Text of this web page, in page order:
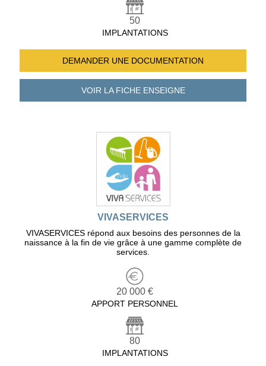
50
IMPLANTATIONS
DEMANDER UNE DOCUMENTATION
VOIR LA FICHEENSEIGNE
VIVASERVICES
VIVASERVICES répond aux besoins des personnes de la
naissance à la fin de vie grâce à une gamme complète de
services.
20 000 €
APPORT PERSONNEL
80
IMPLANTATIONS